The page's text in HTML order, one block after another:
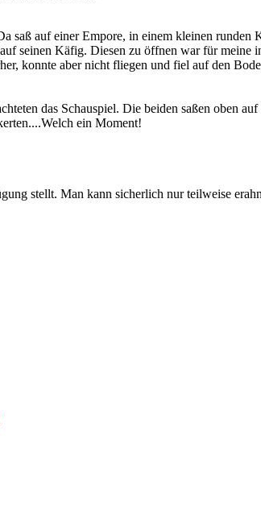
saß auf einer Empore, in einem kleinen
seinen Käfig. Diesen zu öffnen war für meine
konnte aber nicht fliegen und fiel auf den
das Schauspiel. Die beiden saßen oben
ein Moment!
stellt. Man kann sicherlich nur teilweise